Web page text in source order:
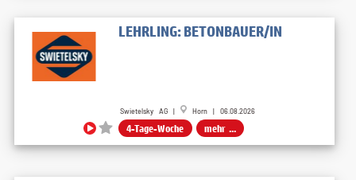
LEHRLING: BETONBAUER/IN
Swietelsky AG | Horn | 06.08.2026
4-Tage-Woche mehr ...